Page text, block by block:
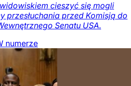
cieszyć się mogli
przesłuchania przed Komisją do
Senatu USA.
numerze